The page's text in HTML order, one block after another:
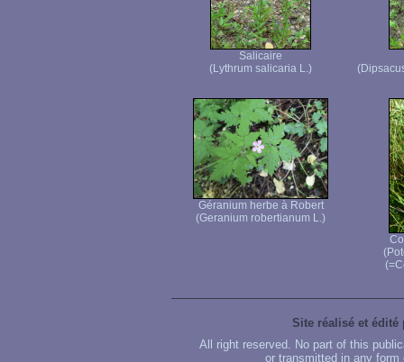
Salicaire
(Lythrum salicaria L.)
Géranium herbe à Robert
(Geranium robertianum L.)
Site réalisé et édité
All right reserved. No part of this
or transmitted in any